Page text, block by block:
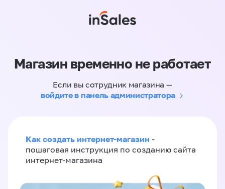
Магазин временно не работает
Если вы сотрудник магазина —
войдите в панель администратора
Как создать интернет-магазин -
пошаговая инструкция по созданию сайта
интернет-магазина